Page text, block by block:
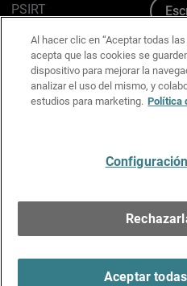
PSIRT
Política de cookies
Política de privacidad
Kit de medios y marca
Al hacer clic en “Aceptar todas
acepta que las cookies se
dispositivo para mejorar la
analizar el uso del mismo, y
estudios para marketing. Política
Aceptar